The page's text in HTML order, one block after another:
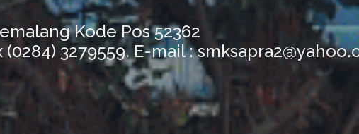
Kode Pos 52362
(0284) 3279559. E-mail :